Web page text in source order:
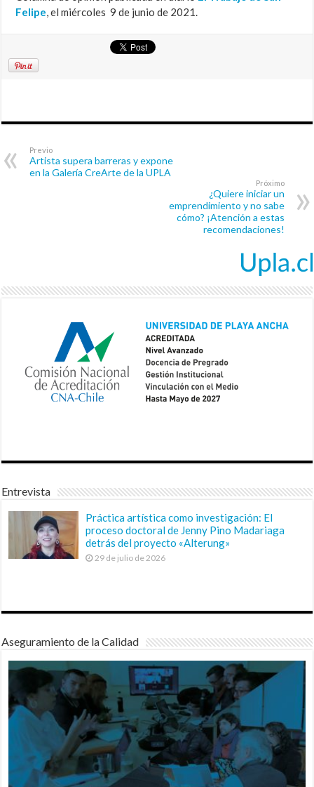
Felipe, el miércoles 9 de junio de 2021.
Previo
Artista supera barreras y expone
en la Galería CreArte de la UPLA
Próximo
¿Quiere iniciar un
emprendimiento y no sabe
cómo? ¡Atención a estas
recomendaciones!
Entrevista
Práctica artística como investigación: El
proceso doctoral de Jenny Pino Madariaga
detrás del proyecto «Alterung»
29 de julio de 2026
Aseguramiento de la Calidad